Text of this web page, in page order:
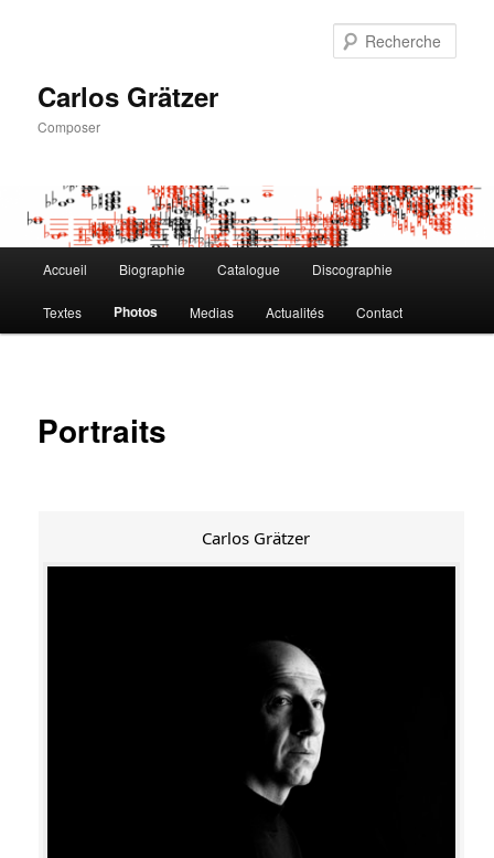
Carlos Grätzer
Composer
Accueil Biographie Catalogue Discographie
Textes Photos Medias Actualités Contact
Portraits
Carlos Grätzer